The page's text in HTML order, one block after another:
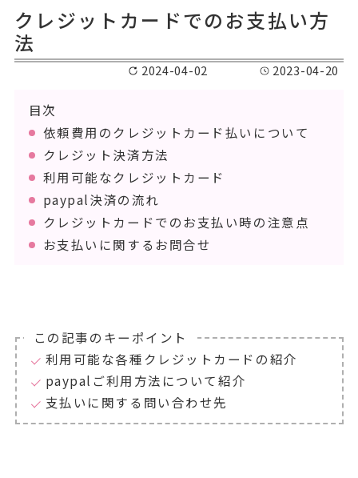
クレジットカードでのお支払い方
法
2024-04-02 2023-04-20
目次
依頼費用のクレジットカード払いについて
クレジット決済方法
利用可能なクレジットカード
paypal決済の流れ
クレジットカードでのお支払い時の注意点
お支払いに関するお問合せ
この記事のキーポイント
利用可能な各種クレジットカードの紹介
paypalご利用方法について紹介
支払いに関する問い合わせ先